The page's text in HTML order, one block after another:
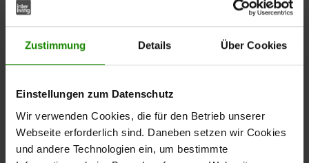
Zustimmung Details Über Cookies
Einstellungen zum Datenschutz
Wir verwenden Cookies, die für den Betrieb unserer
Webseite erforderlich sind. Daneben setzen wir Cookies
und andere Technologien ein, um bestimmte
Stylische LED-Deckenlampe –
Interliving Leuchten Serie 9353
DieDeckenleuchteaus der Interliving Leuchten Serie
9353verbindet modernes Design mit starker
Downloads